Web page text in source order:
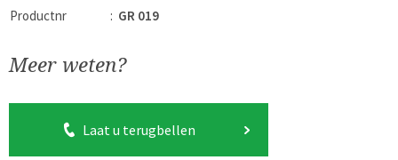
Productnr
: GR 019
Meer weten?
Laat u terugbellen